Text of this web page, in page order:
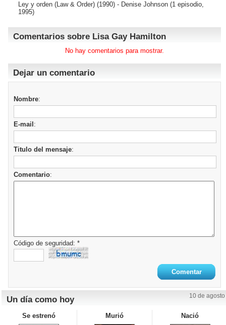
Ley y orden (Law & Order) (1990) - Denise Johnson (1 episodio,
1995)
Comentarios sobre Lisa Gay Hamilton
No hay comentarios para mostrar.
Dejar un comentario
Nombre:
E-mail :
Titulo del mensaje:
Comentario:
Código de seguridad: *
Un día como hoy 10 de agosto
Se estrenó Murió Nació